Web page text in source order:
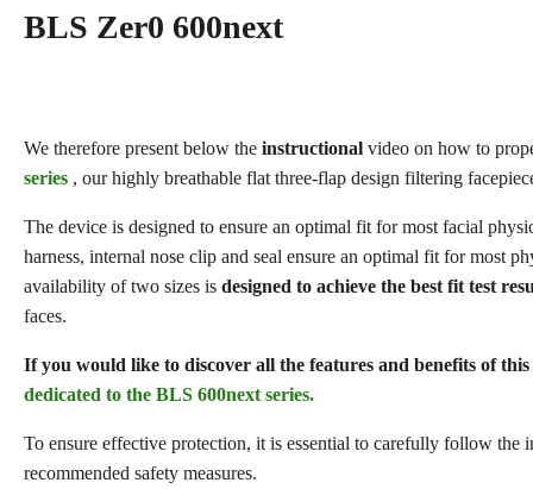
BLS Zer0 600next
We therefore present below the instructional video on how to
series , our highly breathable flat three-flap design filtering
The device is designed to ensure an optimal fit for most facial
harness, internal nose clip and seal ensure an optimal fit for most
availability of two sizes is designed to achieve the best fit test
faces.
If you would like to discover all the features and benefits of this
dedicated to the BLS 600next series.
To ensure effective protection, it is essential to carefully follow the
recommended safety measures.